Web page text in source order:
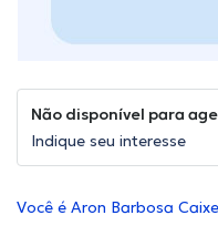
Não disponível para
Indique seu interesse
Você é Aron Barbosa